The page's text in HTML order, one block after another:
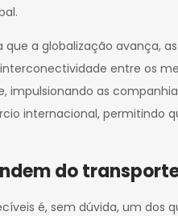
que a globalização avança,
entre os
as
internacional, permitindo
do
é, sem dúvida, um dos